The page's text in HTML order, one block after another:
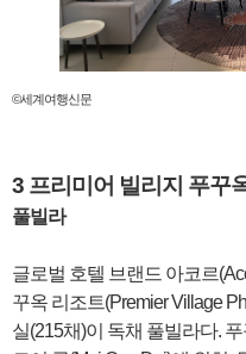
©세계여행신문
3 프리미어 빌리지 푸꾸
풀빌라
글로벌 호텔 브랜드 아코르
꾸옥 리조트(Premier Village
실(215채)이 독채 풀빌라다.